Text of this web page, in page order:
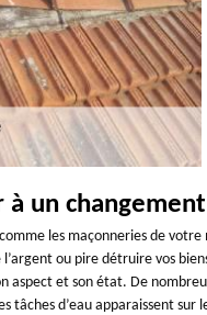
à un
les maçonneries de
ou pire détruire vos
aspect et son état. De
tâches d’eau apparaissent